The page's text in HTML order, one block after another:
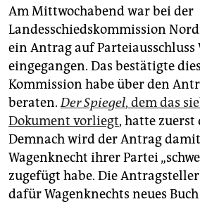
Am Mittwochabend war bei der
Landesschiedskommission
ein Antrag auf Parteiausschluss
eingegangen. Das bestätigte
Kommission habe über den
beraten.Der Spiegel, dem das
Dokument vorliegt, hatte
Demnach wird der Antrag
Wagenknecht ihrer Partei
zugefügt habe. Die
dafür Wagenknechts neues Buch